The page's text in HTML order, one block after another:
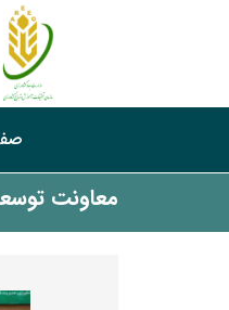
معاونت